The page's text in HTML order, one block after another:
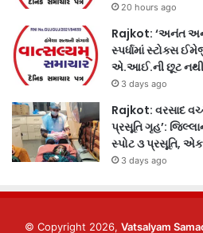
20 hours ago
Rajkot: ‘અનંત
સ્પર્ધામાં સ્ટોક્સ
એ.આઈ.ની છૂટ નથી
3 days ago
Rajkot: વરસાદ
પ્રસૂતિ ગૃહ’:
સ્પોટ ૩ પ્રસૂતિ,
3 days ago
© Copyright 2026, Vatsalyam